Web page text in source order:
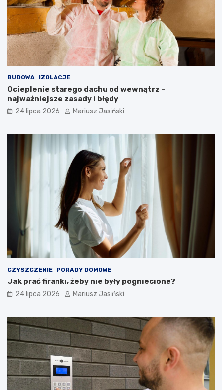
BUDOWA IZOLACJE
Ocieplenie starego dachu od wewnątrz –
najważniejsze zasady i błędy
24 lipca 2026 Mariusz Jasiński
CZYSZCZENIE PORADY DOMOWE
Jak prać firanki, żeby nie były pogniecione?
24 lipca 2026 Mariusz Jasiński